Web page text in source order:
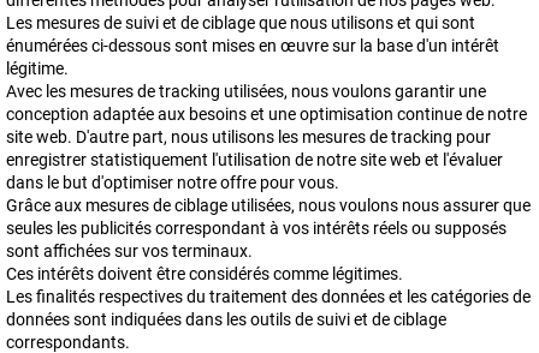
Les mesures de suivi et de ciblage que nous utilisons et qui sont
énumérées ci-dessous sont mises en œuvre sur la base d'un intérêt
légitime.
Avec les mesures de tracking utilisées, nous voulons garantir une
conception adaptée aux besoins et une optimisation continue de notre
site web. D'autre part, nous utilisons les mesures de tracking pour
enregistrer statistiquement l'utilisation de notre site web et l'évaluer
dans le but d'optimiser notre offre pour vous.
Grâce aux mesures de ciblage utilisées, nous voulons nous assurer que
seules les publicités correspondant à vos intérêts réels ou supposés
sont affichées sur vos terminaux.
Ces intérêts doivent être considérés comme légitimes.
Les finalités respectives du traitement des données et les catégories de
données sont indiquées dans les outils de suivi et de ciblage
correspondants.